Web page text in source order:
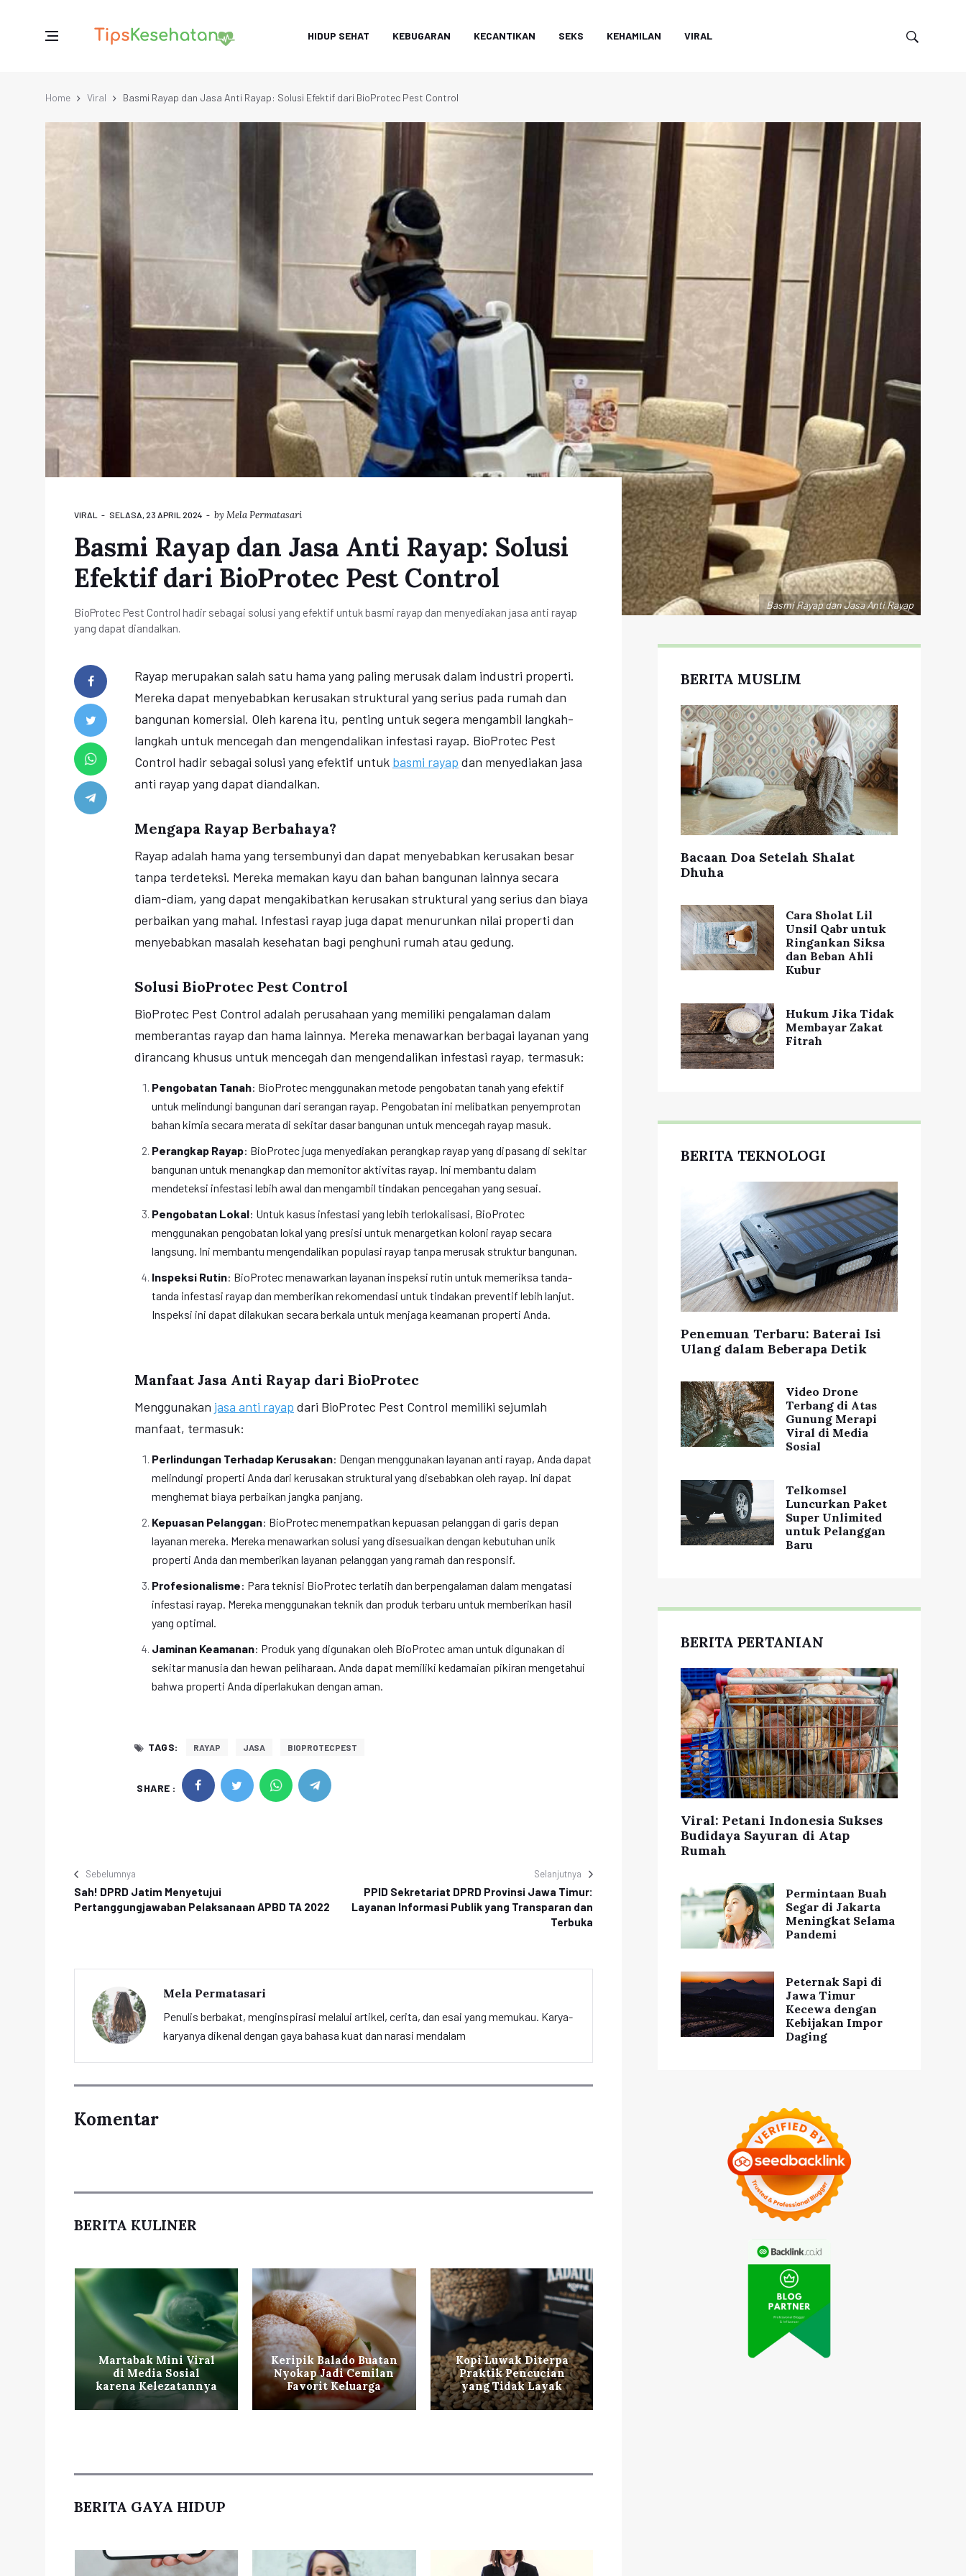
HIDUP SEHAT KEBUGARAN KECANTIKAN SEKS KEHAMILAN VIRAL
Home Viral Basmi Rayap dan Jasa Anti Rayap: Solusi Efektif dari BioProtec Pest Control
Basmi Rayap dan Jasa Anti Rayap
VIRAL SELASA, 23 APRIL 2024 by Mela Permatasari
Basmi Rayap dan Jasa Anti Rayap: Solusi
Efektif dari BioProtec Pest Control
BioProtec Pest Control hadir sebagai solusi yang efektif untuk basmi rayap dan menyediakan jasa anti rayap
yang dapat diandalkan.
Rayap merupakan salah satu hama yang paling merusak dalam industri properti.
Mereka dapat menyebabkan kerusakan struktural yang serius pada rumah dan
bangunan komersial. Oleh karena itu, penting untuk segera mengambil langkah-
langkah untuk mencegah dan mengendalikan infestasi rayap. BioProtec Pest
Control hadir sebagai solusi yang efektif untuk basmi rayap dan menyediakan jasa
anti rayap yang dapat diandalkan.
Mengapa Rayap Berbahaya?
Rayap adalah hama yang tersembunyi dan dapat menyebabkan kerusakan besar
tanpa terdeteksi. Mereka memakan kayu dan bahan bangunan lainnya secara
diam-diam, yang dapat mengakibatkan kerusakan struktural yang serius dan biaya
perbaikan yang mahal. Infestasi rayap juga dapat menurunkan nilai properti dan
menyebabkan masalah kesehatan bagi penghuni rumah atau gedung.
Solusi BioProtec Pest Control
BioProtec Pest Control adalah perusahaan yang memiliki pengalaman dalam
memberantas rayap dan hama lainnya. Mereka menawarkan berbagai layanan yang
dirancang khusus untuk mencegah dan mengendalikan infestasi rayap, termasuk:
Pengobatan Tanah: BioProtec menggunakan metode pengobatan tanah yang efektif
untuk melindungi bangunan dari serangan rayap. Pengobatan ini melibatkan penyemprotan
bahan kimia secara merata di sekitar dasar bangunan untuk mencegah rayap masuk.
Perangkap Rayap: BioProtec juga menyediakan perangkap rayap yang dipasang di sekitar
bangunan untuk menangkap dan memonitor aktivitas rayap. Ini membantu dalam
mendeteksi infestasi lebih awal dan mengambil tindakan pencegahan yang sesuai.
Pengobatan Lokal: Untuk kasus infestasi yang lebih terlokalisasi, BioProtec
menggunakan pengobatan lokal yang presisi untuk menargetkan koloni rayap secara
langsung. Ini membantu mengendalikan populasi rayap tanpa merusak struktur bangunan.
Inspeksi Rutin: BioProtec menawarkan layanan inspeksi rutin untuk memeriksa tanda-
tanda infestasi rayap dan memberikan rekomendasi untuk tindakan preventif lebih lanjut.
Inspeksi ini dapat dilakukan secara berkala untuk menjaga keamanan properti Anda.
Manfaat Jasa Anti Rayap dari BioProtec
Menggunakan jasa anti rayap dari BioProtec Pest Control memiliki sejumlah
manfaat, termasuk:
Perlindungan Terhadap Kerusakan: Dengan menggunakan layanan anti rayap, Anda dapat
melindungi properti Anda dari kerusakan struktural yang disebabkan oleh rayap. Ini dapat
menghemat biaya perbaikan jangka panjang.
Kepuasan Pelanggan: BioProtec menempatkan kepuasan pelanggan di garis depan
layanan mereka. Mereka menawarkan solusi yang disesuaikan dengan kebutuhan unik
properti Anda dan memberikan layanan pelanggan yang ramah dan responsif.
Profesionalisme: Para teknisi BioProtec terlatih dan berpengalaman dalam mengatasi
infestasi rayap. Mereka menggunakan teknik dan produk terbaru untuk memberikan hasil
yang optimal.
Jaminan Keamanan: Produk yang digunakan oleh BioProtec aman untuk digunakan di
sekitar manusia dan hewan peliharaan. Anda dapat memiliki kedamaian pikiran mengetahui
bahwa properti Anda diperlakukan dengan aman.
TAGS: RAYAP JASA BIOPROTECPEST
SHARE :
Sebelumnya
Sah! DPRD Jatim Menyetujui
Pertanggungjawaban Pelaksanaan APBD TA 2022
Selanjutnya
PPID Sekretariat DPRD Provinsi Jawa Timur:
Layanan Informasi Publik yang Transparan dan
Terbuka
Mela Permatasari
Penulis berbakat, menginspirasi melalui artikel, cerita, dan esai yang memukau. Karya-
karyanya dikenal dengan gaya bahasa kuat dan narasi mendalam
Komentar
BERITA KULINER
Martabak Mini Viral
di Media Sosial
karena Kelezatannya
Keripik Balado Buatan
Nyokap Jadi Cemilan
Favorit Keluarga
Kopi Luwak Diterpa
Praktik Pencucian
yang Tidak Layak
Martabak Mini Viral
Keripik Balado Buatan
BERITA GAYA HIDUP
BERITA MUSLIM
Bacaan Doa Setelah Shalat
Dhuha
Cara Sholat Lil
Unsil Qabr untuk
Ringankan Siksa
dan Beban Ahli
Kubur
Hukum Jika Tidak
Membayar Zakat
Fitrah
BERITA TEKNOLOGI
Penemuan Terbaru: Baterai Isi
Ulang dalam Beberapa Detik
Video Drone
Terbang di Atas
Gunung Merapi
Viral di Media
Sosial
Telkomsel
Luncurkan Paket
Super Unlimited
untuk Pelanggan
Baru
BERITA PERTANIAN
Viral: Petani Indonesia Sukses
Budidaya Sayuran di Atap
Rumah
Permintaan Buah
Segar di Jakarta
Meningkat Selama
Pandemi
Peternak Sapi di
Jawa Timur
Kecewa dengan
Kebijakan Impor
Daging